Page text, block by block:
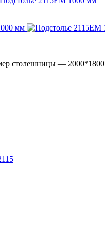
столешницы — 2000*1800